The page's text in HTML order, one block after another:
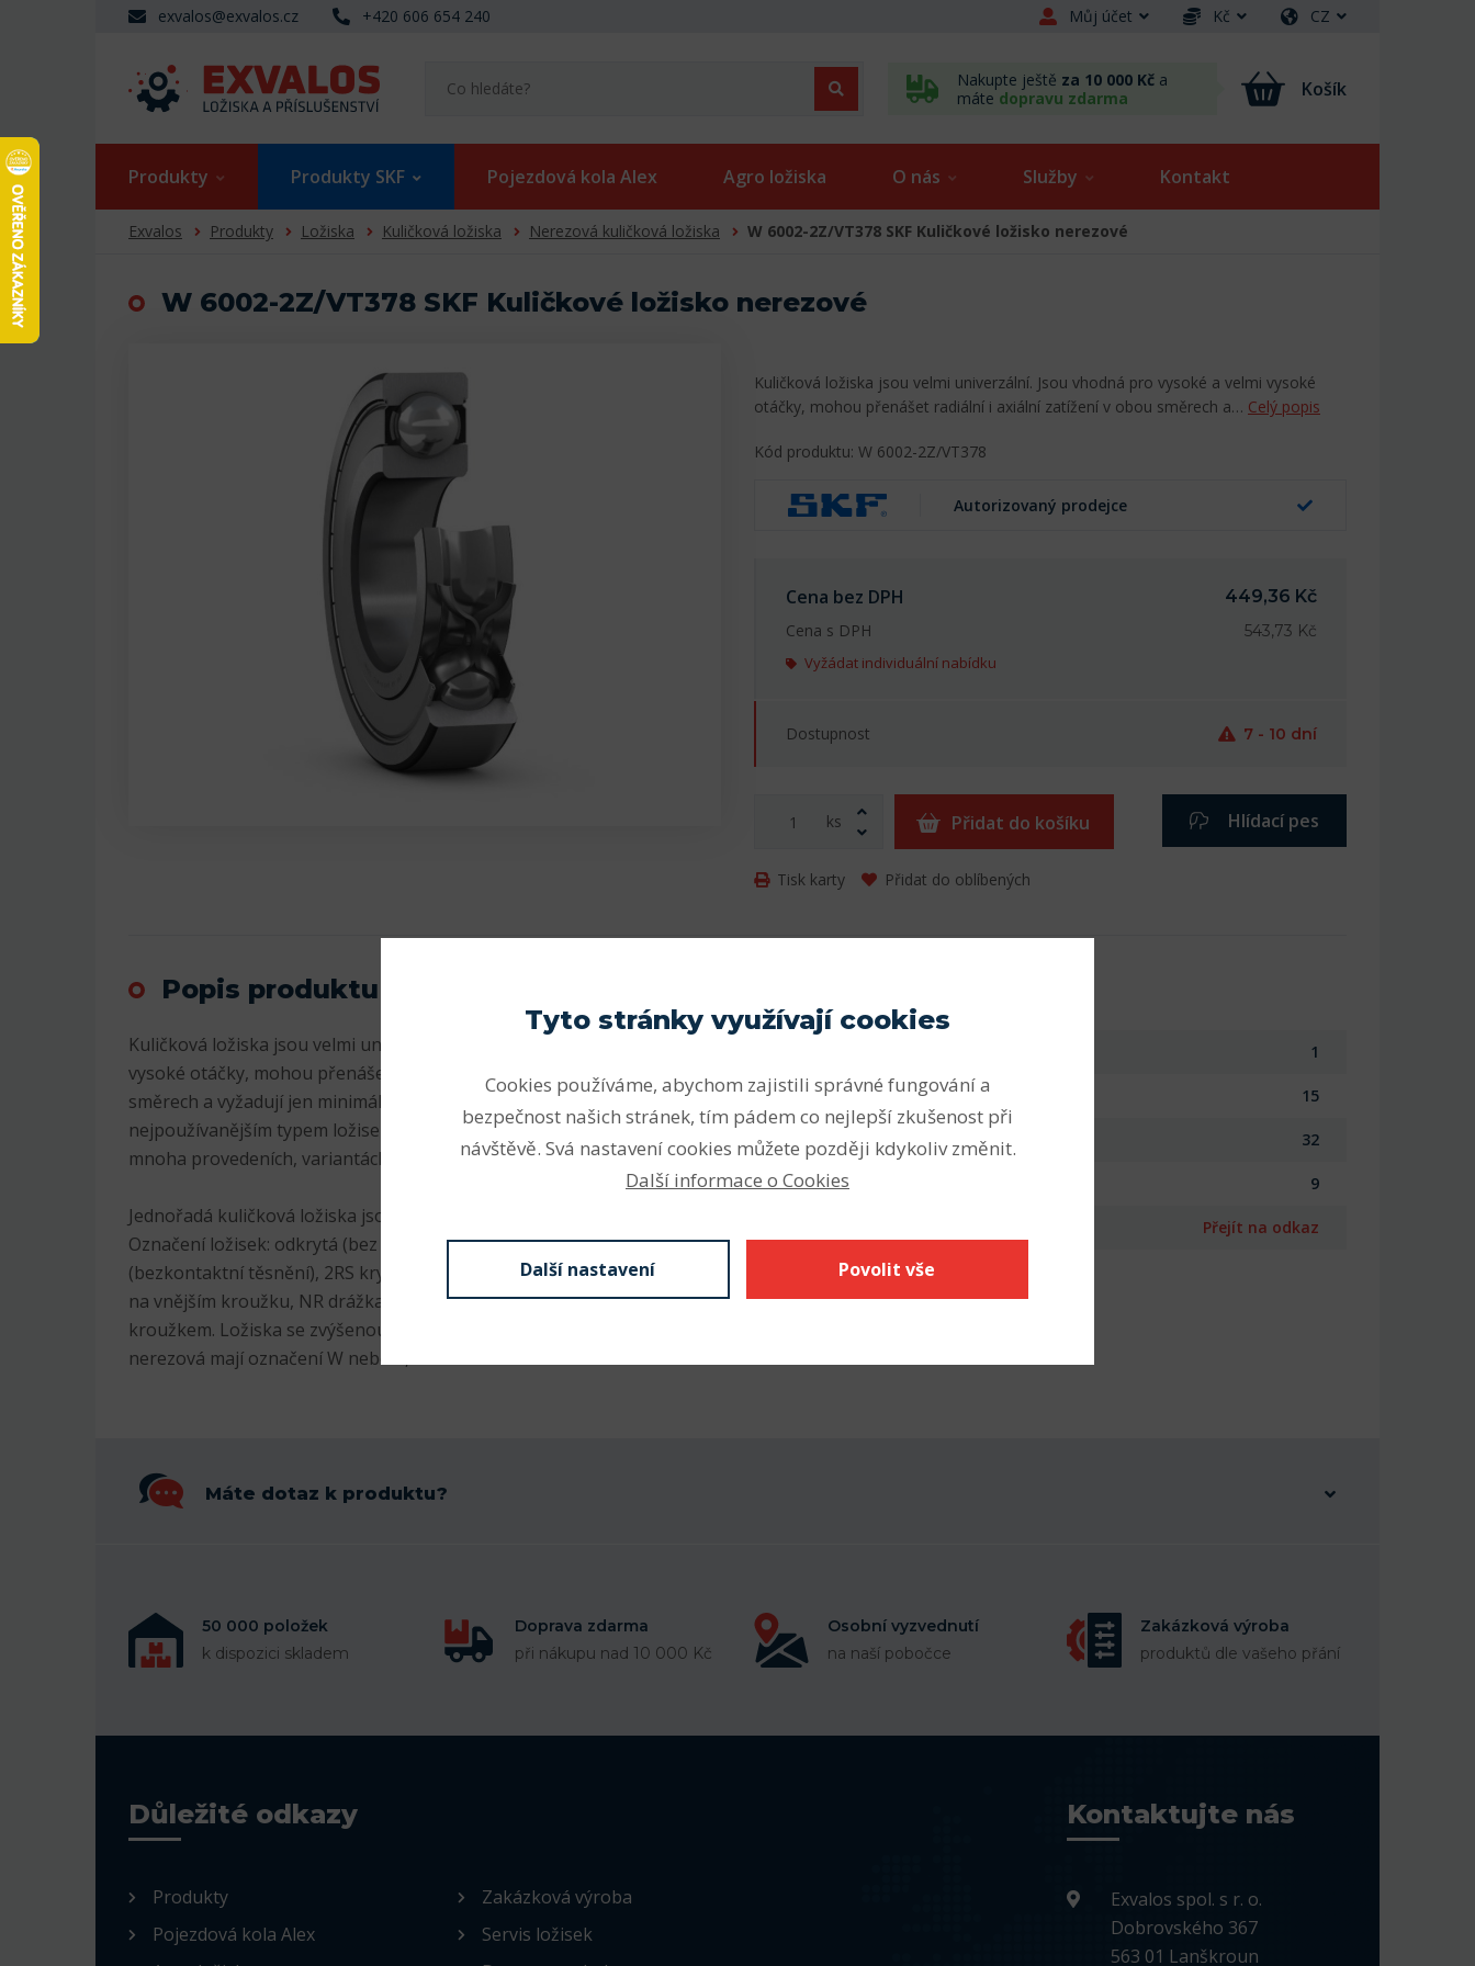
exvalos@exvalos.cz +420 606 654 240 Můj účet Kč CZ
Nakupte ještě za 10 000 Kč a
máte dopravu zdarma Košík
Produkty Produkty SKF Pojezdová kola Alex Agro ložiska O nás Služby Kontakt
Exvalos Produkty Ložiska Kuličková ložiska Nerezová kuličková ložiska W 6002-2Z/VT378 SKF Kuličkové ložisko nerezové
W 6002-2Z/VT378 SKF Kuličkové ložisko nerezové
Kuličková ložiska jsou velmi univerzální. Jsou vhodná pro vysoké a velmi vysoké
otáčky, mohou přenášet radiální i axiální zatížení v obou směrech a… Celý popis
Kód produktu: W 6002-2Z/VT378
Autorizovaný prodejce
Cena bez DPH
449,36 Kč
Cena s DPH
543,73 Kč
Vyžádat individuální nabídku
Dostupnost 7 - 10 dní
ks Přidat do košíku Hlídací pes
Tisk karty Přidat do oblíbených
Popis produktu
Kuličková ložiska jsou velmi univerzální. Jsou vhodná pro vysoké a velmi
vysoké otáčky, mohou přenášet radiální i axiální zatížení v obou
směrech a vyžadují jen minimální údržbu. Protože jsou kuličková ložiska
nejpoužívanějším typem ložisek, jsou v sortimentu SKF k dispozici v
mnoha provedeních, variantách a velikostech.
Jednořadá kuličková ložiska jsou nejrozšířenějším druhem ložisek.
Označení ložisek: odkrytá (bez označení), 2Z krytá plechem
(bezkontaktní těsnění), 2RS krytá plastem (kontaktní těsnění), N drážka
na vnějším kroužku, NR drážka na vnějším kroužku s pojistným
kroužkem. Ložiska se zvýšenou radiální vůlí se značí C3 nebo C4,
nerezová mají označení W nebo S, K kuželová díra vnitřního kroužku.
1
Vnitřní průměr (mm) 15
Vnější průměr (mm) 32
Šířka - B (mm) F 9
Přejít na odkaz
Máte dotaz k produktu?
50 000 položek
k dispozici skladem
Doprava zdarma
při nákupu nad 10 000 Kč
Osobní vyzvednutí
na naší pobočce
Zakázková výroba
produktů dle vašeho přání
Důležité odkazy
Produkty
Pojezdová kola Alex
Zakázková výroba
Servis ložisek
Kontaktujte nás
Exvalos spol. s r. o.
Dobrovského 367
563 01 Lanškroun
Tyto stránky využívají cookies
Cookies používáme, abychom zajistili správné fungování a
bezpečnost našich stránek, tím pádem co nejlepší zkušenost při
návštěvě. Svá nastavení cookies můžete později kdykoliv změnit.
Další informace o Cookies
Další nastavení Povolit vše